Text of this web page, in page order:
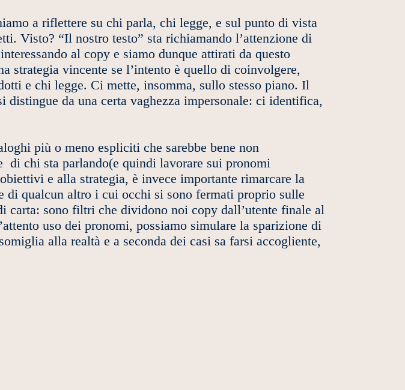
a riflettere su chi parla, chi legge, e sul punto di vista
Visto? “Il nostro testo” sta richiamando l’attenzione di
al copy e siamo dunque attirati da questo
strategia vincente se l’intento è quello di coinvolgere,
e chi legge. Ci mette, insomma, sullo stesso piano. Il
da una certa vaghezza impersonale: ci identifica,
più o meno espliciti che sarebbe bene non
di chi sta parlando(e quindi lavorare sui pronomi
e alla strategia, è invece importante rimarcare la
di qualcun altro i cui occhi si sono fermati proprio sulle
carta: sono filtri che dividono noi copy dall’utente finale al
uso dei pronomi, possiamo simulare la sparizione di
alla realtà e a seconda dei casi sa farsi accogliente,